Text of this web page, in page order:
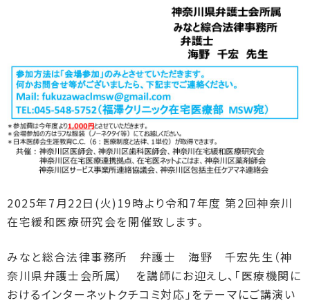
2025年7月22日(火)19時より令和7年度 第2回神奈川
在宅緩和医療研究会を開催致します。
みなと総合法律事務所 弁護士 海野 千宏先生（神
奈川県弁護士会所属） を講師にお迎えし、「医療機関に
おけるインターネットクチコミ対応」をテーマにご講演い